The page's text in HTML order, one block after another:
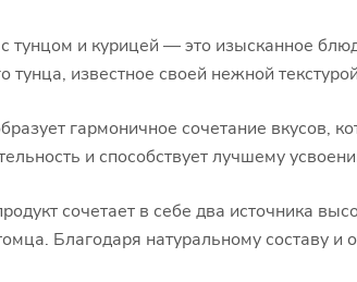
тунцом и курицей — это изысканное
тунца, известное своей нежной
гармоничное сочетание вкусов,
и способствует лучшему
сочетает в себе два источника
Благодаря натуральному составу